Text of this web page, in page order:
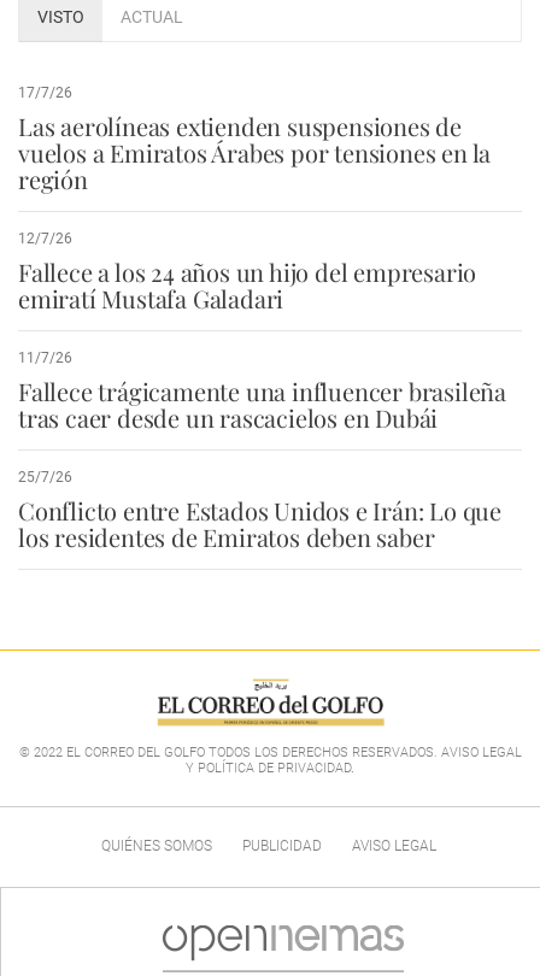
VISTO ACTUAL
17/7/26
Las aerolíneas extienden suspensiones de
vuelos a Emiratos Árabes por tensiones en la
región
12/7/26
Fallece a los 24 años un hijo del empresario
emiratí Mustafa Galadari
11/7/26
Fallece trágicamente una influencer brasileña
tras caer desde un rascacielos en Dubái
25/7/26
Conflicto entre Estados Unidos e Irán: Lo que
los residentes de Emiratos deben saber
© 2022 EL CORREO DEL GOLFO TODOS LOS DERECHOS RESERVADOS. AVISO LEGAL
Y POLÍTICA DE PRIVACIDAD.
QUIÉNES SOMOS PUBLICIDAD AVISO LEGAL